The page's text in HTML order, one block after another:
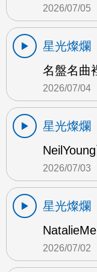
2026/07/05
星光燦爛
名盤名曲
2026/07/04
星光燦爛
2026/07/03
星光燦爛
2026/07/02